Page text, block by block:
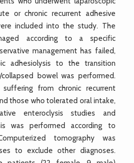
or chronic recurrent adhesive
included into the study. The
according to a specific
management has failed,
adhesiolysis to the transition
bowel was performed.
from chronic recurrent
those who tolerated oral intake,
enteroclysis studies and
was performed according to
tomography was
to exclude other diagnoses.